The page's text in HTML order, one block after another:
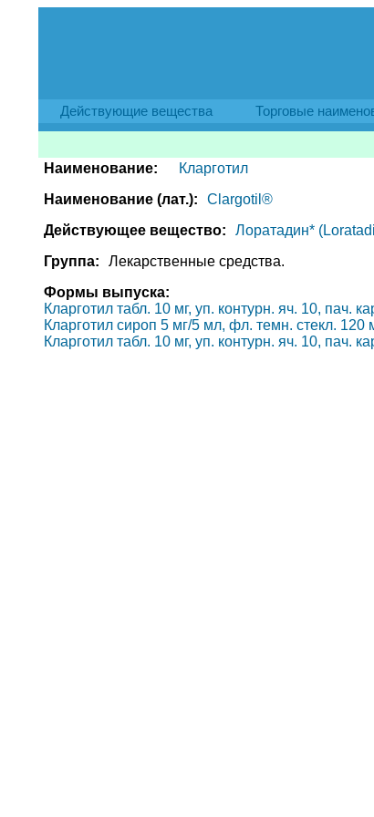
Действующие вещества Торговые
Наименование:
Кларготил
Наименование (лат.):
Clargotil®
Действующее вещество:
Лоратадин*
Группа:
Лекарственные средства.
Формы выпуска:
Кларготил табл. 10 мг, уп. контурн. яч. 10, пач.
Кларготил сироп 5 мг/5 мл, фл. темн. стекл.
Кларготил табл. 10 мг, уп. контурн. яч. 10, пач.